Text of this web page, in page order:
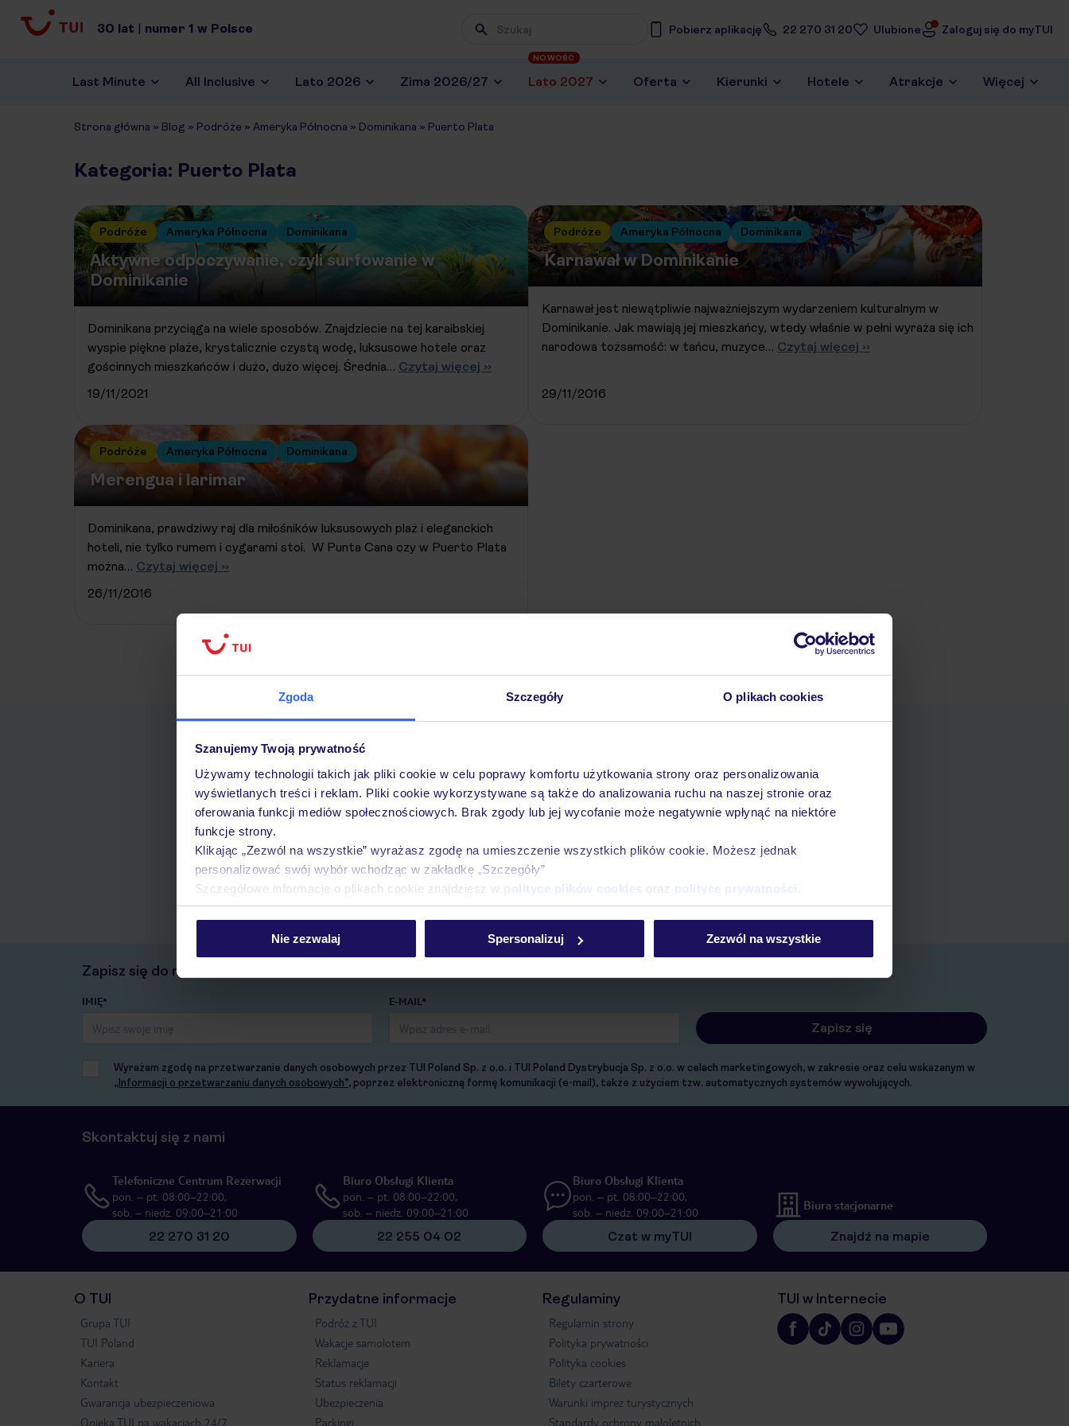
Zgoda Szczegóły O plikach cookies
Szanujemy Twoją prywatność
Używamy technologii takich jak pliki cookie w celu poprawy komfortu użytkowania strony oraz personalizowania
wyświetlanych treści i reklam. Pliki cookie wykorzystywane są także do analizowania ruchu na naszej stronie oraz
oferowania funkcji mediów społecznościowych. Brak zgody lub jej wycofanie może negatywnie wpłynąć na niektóre
funkcje strony.
Klikając „Zezwól na wszystkie” wyrażasz zgodę na umieszczenie wszystkich plików cookie. Możesz jednak
personalizować swój wybór wchodząc w zakładkę „Szczegóły”
Szczegółowe informacje o plikach cookie znajdziesz w polityce plików cookies oraz polityce prywatności
Nie zezwalaj Spersonalizuj Zezwól na wszystkie
30 lat | numer 1 w Polsce Pobierz aplikację 22 270 31 20 Ulubione Zaloguj się do myTUI
Last Minute All Inclusive Lato 2026 Zima 2026/27 Lato 2027
NOWOŚĆ
Oferta Kierunki Hotele Atrakcje Więcej
Strona główna » Blog » Podróże » Ameryka Północna » Dominikana » Puerto Plata
Kategoria: Puerto Plata
Podróże Ameryka Północna Dominikana
Aktywne odpoczywanie, czyli surfowanie w
Dominikanie
Dominikana przyciąga na wiele sposobów. Znajdziecie na tej karaibskiej
wyspie piękne plaże, krystalicznie czystą wodę, luksusowe hotele oraz
gościnnych mieszkańców i dużo, dużo więcej. Średnia… Czytaj więcej ››
19/11/2021
Podróże Ameryka Północna Dominikana
Karnawał w Dominikanie
Karnawał jest niewątpliwie najważniejszym wydarzeniem kulturalnym w
Dominikanie. Jak mawiają jej mieszkańcy, wtedy właśnie w pełni wyraża się ich
narodowa tożsamość: w tańcu, muzyce… Czytaj więcej ››
29/11/2016
Podróże Ameryka Północna Dominikana
Merengua i larimar
Dominikana, prawdziwy raj dla miłośników luksusowych plaż i eleganckich
hoteli, nie tylko rumem i cygarami stoi. W Punta Cana czy w Puerto Plata
można… Czytaj więcej ››
26/11/2016
Pobierz bezpłatną aplikację TUI
Szybkie wyszukiwanie i przeglądanie ofert
Historia wyszukiwań i ostatnio oglądanych ofert
Kontakt z TUI i wszystkie informacje o Twojej rezerwacji w myTUI
Zapisz się do newslettera
IMIĘ* E-MAIL*
Wyrażam zgodę na przetwarzanie danych osobowych przez TUI Poland Sp. z o.o. i TUI Poland Dystrybucja Sp. z o.o. w celach marketingowych, w zakresie oraz celu wskazanym w
„Informacji o przetwarzaniu danych osobowych”, poprzez elektroniczną formę komunikacji (e-mail), także z użyciem tzw. automatycznych systemów wywołujących.
Skontaktuj się z nami
Telefoniczne Centrum Rezerwacji
pon. – pt. 08:00–22:00,
sob. – niedz. 09:00–21:00
22 270 31 20
Biuro Obsługi Klienta
pon. – pt. 08:00–22:00,
sob. – niedz. 09:00–21:00
22 255 04 02
Biuro Obsługi Klienta
pon. – pt. 08:00–22:00,
sob. – niedz. 09:00–21:00
Czat w myTUI
Biura stacjonarne
Znajdź na mapie
O TUI
Grupa TUI
TUI Poland
Kariera
Kontakt
Gwarancja ubezpieczeniowa
Opieka TUI na wakacjach 24/7
Przydatne informacje
Podróż z TUI
Wakacje samolotem
Reklamacje
Status reklamacji
Ubezpieczenia
Parkingi
Regulaminy
Regulamin strony
Polityka prywatności
Polityka cookies
Bilety czarterowe
Warunki imprez turystycznych
Standardy ochrony małoletnich
TUI w Internecie